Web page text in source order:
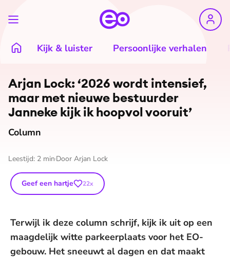
Kijk & luister Persoonlijke verhalen
Arjan Lock: ‘2026 wordt intensief,
maar met nieuwe bestuurder
Janneke kijk ik hoopvol vooruit’
Column
Leestijd: 2 min Door Arjan Lock
Geef een hartje 22x
Terwijl ik deze column schrijf, kijk ik uit op een
maagdelijk witte parkeerplaats voor het EO-
gebouw. Het sneeuwt al dagen en dat maakt